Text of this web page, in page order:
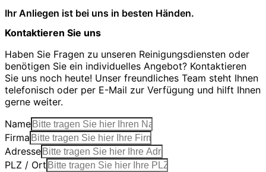
Ihr Anliegen ist bei uns in besten Händen.
Kontaktieren Sie uns
Haben Sie Fragen zu unseren Reinigungsdiensten oder
benötigen Sie ein individuelles Angebot? Kontaktieren
Sie uns noch heute! Unser freundliches Team steht Ihnen
telefonisch oder per E-Mail zur Verfügung und hilft Ihnen
gerne weiter.
Name
Firma
Adresse
PLZ / Ort